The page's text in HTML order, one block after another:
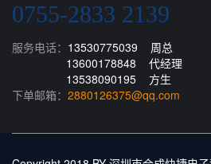
0755-2833 2139
服务电话： 13530775039 周总
13600178848 代经理
13538090195 方生
下单邮箱： 2880126375@qq.com